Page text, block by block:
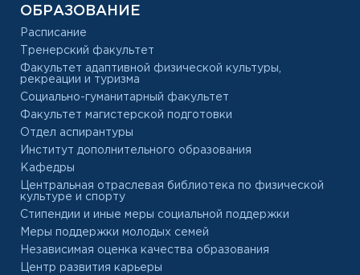
ОБРАЗОВАНИЕ
Расписание
Тренерский факультет
Факультет адаптивной физической культуры,
рекреации и туризма
Социально-гуманитарный факультет
Факультет магистерской подготовки
Отдел аспирантуры
Институт дополнительного образования
Кафедры
Центральная отраслевая библиотека по физической
культуре и спорту
Стипендии и иные меры социальной поддержки
Меры поддержки молодых семей
Независимая оценка качества образования
Центр развития карьеры